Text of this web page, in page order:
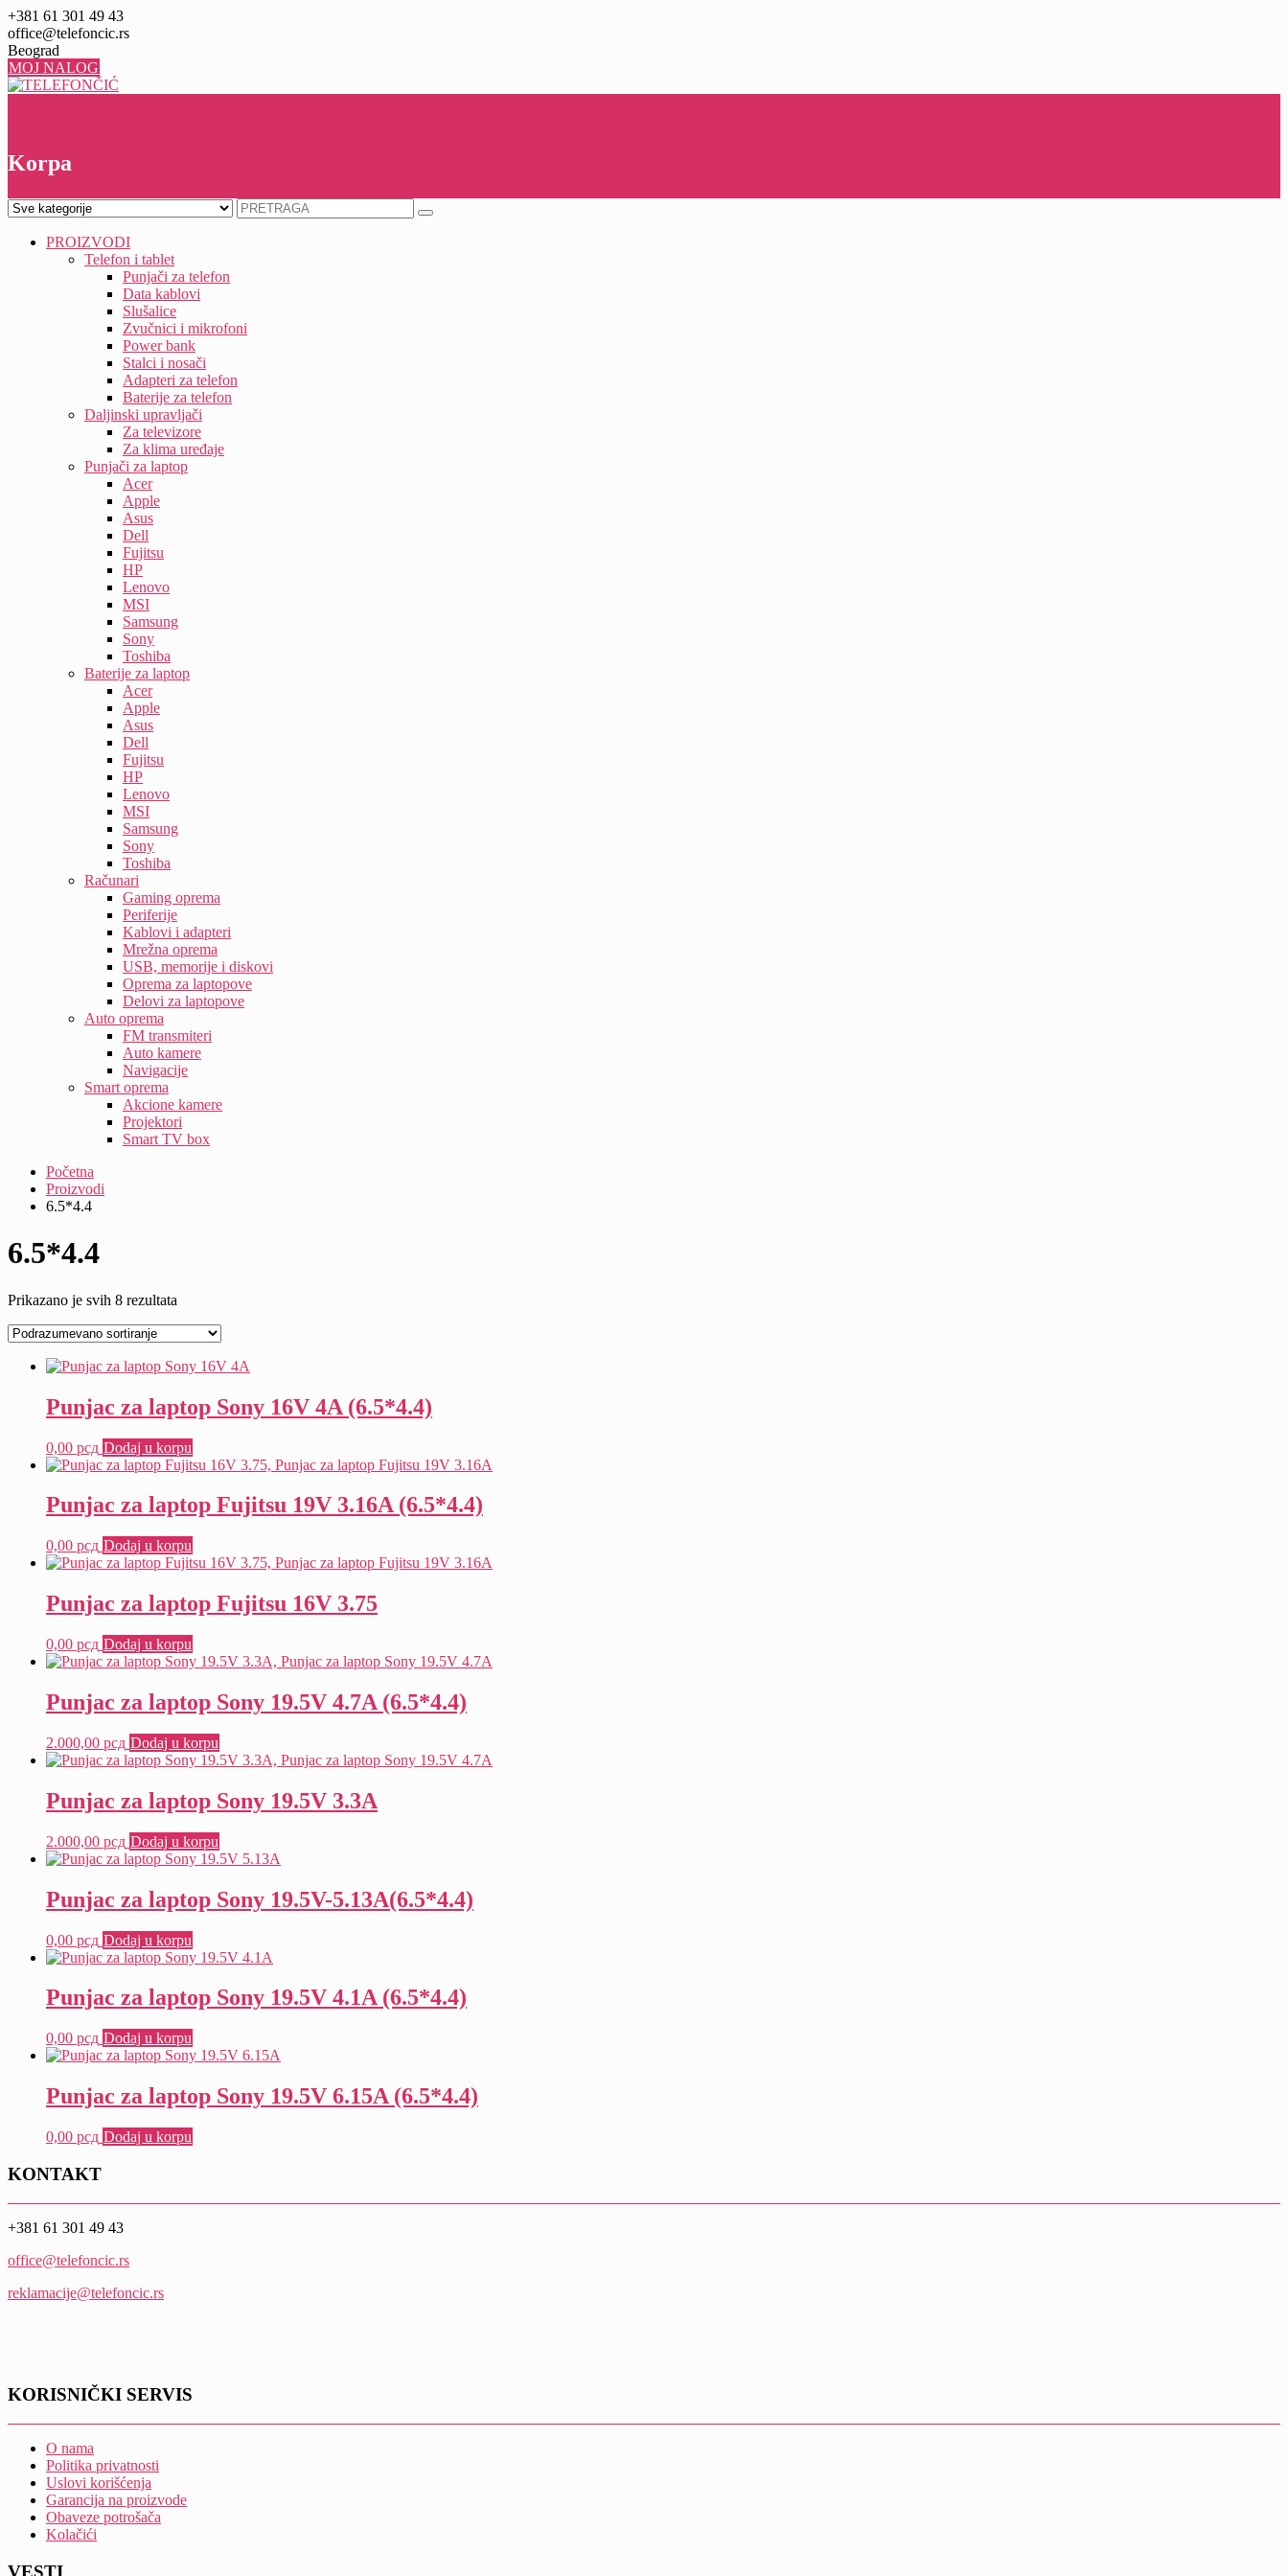
Skip
to
content
+381 61 301 49 43
office@telefoncic.rs
Beograd
MOJ NALOG
Korpa
PROIZVODI
Telefon i tablet
Punjači za telefon
Data kablovi
Slušalice
Zvučnici i mikrofoni
Power bank
Stalci i nosači
Adapteri za telefon
Baterije za telefon
Daljinski upravljači
Za televizore
Za klima uređaje
Punjači za laptop
Acer
Apple
Asus
Dell
Fujitsu
HP
Lenovo
MSI
Samsung
Sony
Toshiba
Baterije za laptop
Acer
Apple
Asus
Dell
Fujitsu
HP
Lenovo
MSI
Samsung
Sony
Toshiba
Računari
Gaming oprema
Periferije
Kablovi i adapteri
Mrežna oprema
USB, memorije i diskovi
Oprema za laptopove
Delovi za laptopove
Auto oprema
FM transmiteri
Auto kamere
Navigacije
Smart oprema
Akcione kamere
Projektori
Smart TV box
Početna
Proizvodi
6.5*4.4
6.5*4.4
Prikazano je svih 8 rezultata
Punjac za laptop Sony 16V 4A (6.5*4.4)
0,00 рсд Dodaj u korpu
Punjac za laptop Fujitsu 19V 3.16A (6.5*4.4)
0,00 рсд Dodaj u korpu
Punjac za laptop Fujitsu 16V 3.75
0,00 рсд Dodaj u korpu
Punjac za laptop Sony 19.5V 4.7A (6.5*4.4)
2.000,00 рсд Dodaj u korpu
Punjac za laptop Sony 19.5V 3.3A
2.000,00 рсд Dodaj u korpu
Punjac za laptop Sony 19.5V-5.13A(6.5*4.4)
0,00 рсд Dodaj u korpu
Punjac za laptop Sony 19.5V 4.1A (6.5*4.4)
0,00 рсд Dodaj u korpu
Punjac za laptop Sony 19.5V 6.15A (6.5*4.4)
0,00 рсд Dodaj u korpu
KONTAKT
+381 61 301 49 43
office@telefoncic.rs
reklamacije@telefoncic.rs
KORISNIČKI SERVIS
O nama
Politika privatnosti
Uslovi korišćenja
Garancija na proizvode
Obaveze potrošača
Kolačići
VESTI